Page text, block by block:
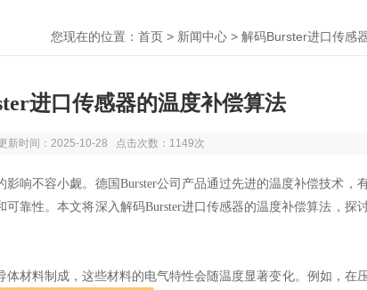
您现在的位置： 首页 > 新闻中心 > 解码Burster进口传感
进口传感器的温度补偿算法
新时间：2025-10-28 点击次数：1149次
不容小觑。德国Burster公司产品通过先进的温度补偿技术，
可靠性。本文将深入解码Burster进口传感器的温度补偿算法，探
料制成，这些材料的电气特性会随温度显著变化。例如，在